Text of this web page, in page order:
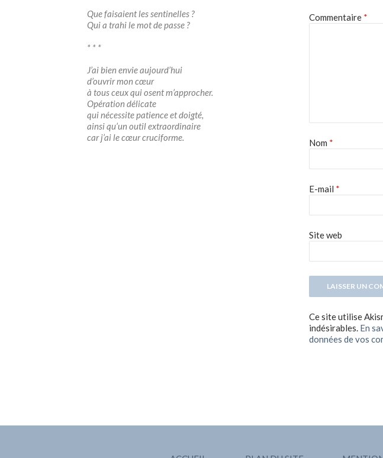
Que faisaient les sentinelles ?
Qui a trahi le mot de passe ?
* * *
J’ai bien envie aujourd’hui
d’ouvrir mon cœur
à tous ceux qui osent m’approcher.
Opération délicate
qui nécessite patience et doigté,
ainsi qu’un outil extraordinaire
car j’ai le cœur cruciforme.
Commentaire *
Nom *
E-mail *
Site web
Ce site utilise
indésirables. En
données de vos